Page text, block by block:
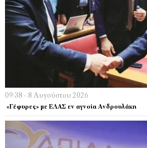
09:38 - 8 Αυγούστου 2026
«Γέφυρες» με ΕΛΑΣ εν αγνοία Ανδρουλάκη